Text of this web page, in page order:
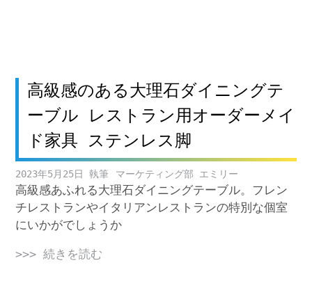
高級感のある大理石ダイニングテ
ーブル レストラン用オーダーメイ
ド家具 ステンレス脚
2023年5月25日 マーケティング部 エミリー
高級感あふれる大理石ダイニングテーブル。フレン
チレストランやイタリアンレストランの特別な個室
にいかがでしょうか
>>> 続きを読む